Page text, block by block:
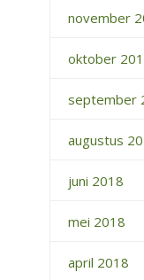
november
oktober
september
augustus
juni 2018
mei 2018
april 2018